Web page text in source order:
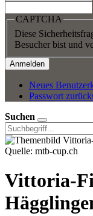
CAPTCHA
Diese
Besucher bist und
Neues
Passwort
Suchen
Quelle: mtb-cup.ch
Vittoria-